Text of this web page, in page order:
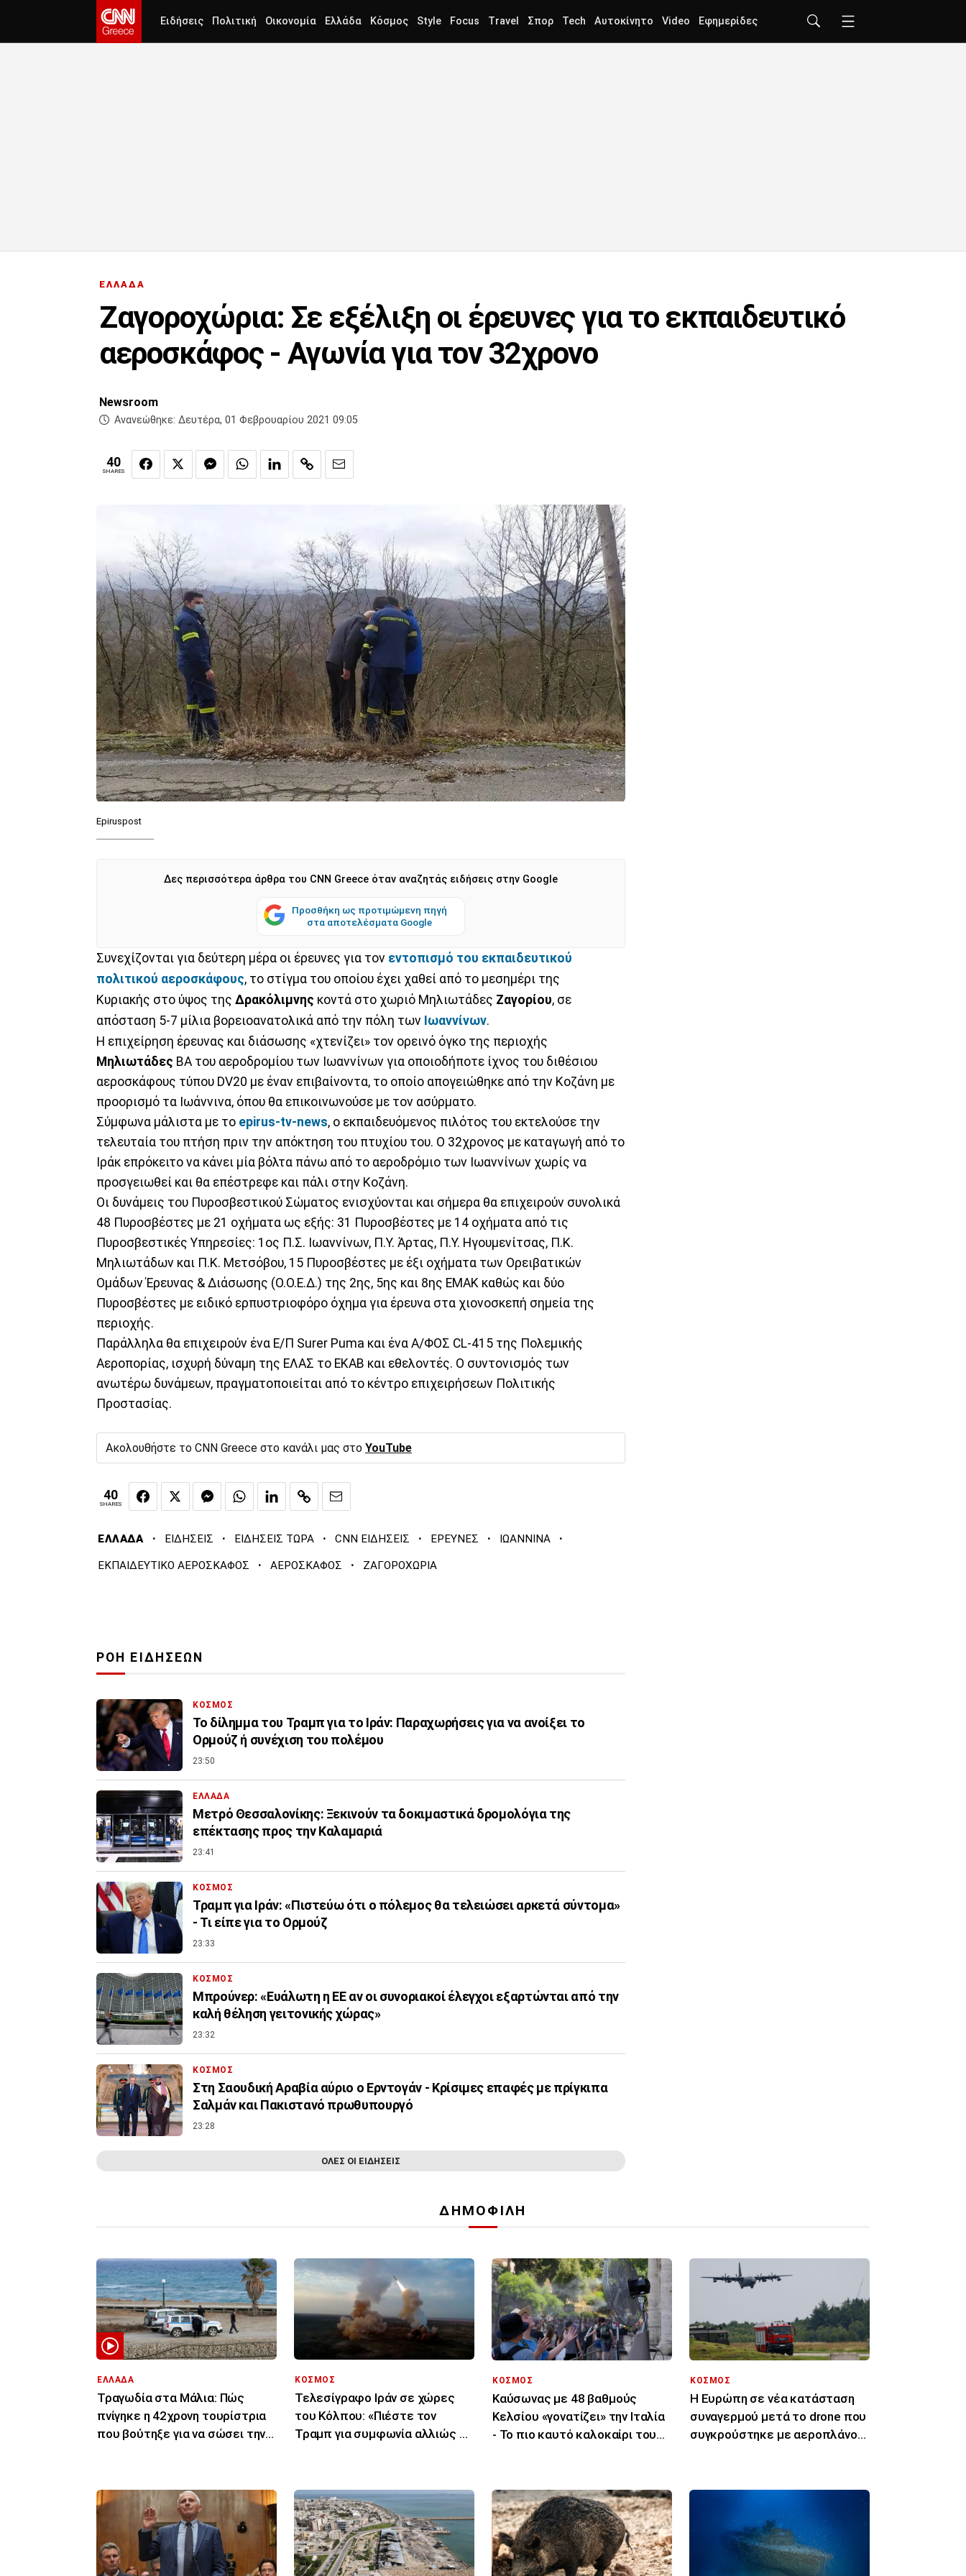
Ειδήσεις Πολιτική Οικονομία Ελλάδα Κόσμος Style Focus Travel Σπορ Tech Αυτοκίνητο Video Εφημερίδες
ΕΛΛΑΔΑ
Ζαγοροχώρια: Σε εξέλιξη οι έρευνες για το εκπαιδευτικό
αεροσκάφος - Αγωνία για τον 32χρονο
Newsroom
Ανανεώθηκε: Δευτέρα, 01 Φεβρουαρίου 2021 09:05
40
SHARES
Epiruspost
Δες περισσότερα άρθρα του CNN Greece όταν αναζητάς ειδήσεις στην Google
Προσθήκη ως προτιμώμενη πηγή
στα αποτελέσματα Google
Συνεχίζονται για δεύτερη μέρα οι έρευνες για τον εντοπισμό του εκπαιδευτικού
πολιτικού αεροσκάφους, το στίγμα του οποίου έχει χαθεί από το μεσημέρι της
Κυριακής στο ύψος της Δρακόλιμνης κοντά στο χωριό Μηλιωτάδες Ζαγορίου, σε
απόσταση 5-7 μίλια βορειοανατολικά από την πόλη των Ιωαννίνων.
Η επιχείρηση έρευνας και διάσωσης «χτενίζει» τον ορεινό όγκο της περιοχής
Μηλιωτάδες ΒΑ του αεροδρομίου των Ιωαννίνων για οποιοδήποτε ίχνος του διθέσιου
αεροσκάφους τύπου DV20 με έναν επιβαίνοντα, το οποίο απογειώθηκε από την Κοζάνη με
προορισμό τα Ιωάννινα, όπου θα επικοινωνούσε με τον ασύρματο.
Σύμφωνα μάλιστα με το epirus-tv-news, ο εκπαιδευόμενος πιλότος του εκτελούσε την
τελευταία του πτήση πριν την απόκτηση του πτυχίου του. Ο 32χρονος με καταγωγή από το
Ιράκ επρόκειτο να κάνει μία βόλτα πάνω από το αεροδρόμιο των Ιωαννίνων χωρίς να
προσγειωθεί και θα επέστρεφε και πάλι στην Κοζάνη.
Οι δυνάμεις του Πυροσβεστικού Σώματος ενισχύονται και σήμερα θα επιχειρούν συνολικά
48 Πυροσβέστες με 21 οχήματα ως εξής: 31 Πυροσβέστες με 14 οχήματα από τις
Πυροσβεστικές Υπηρεσίες: 1ος Π.Σ. Ιωαννίνων, Π.Υ. Άρτας, Π.Υ. Ηγουμενίτσας, Π.Κ.
Μηλιωτάδων και Π.Κ. Μετσόβου, 15 Πυροσβέστες με έξι οχήματα των Ορειβατικών
Ομάδων Έρευνας & Διάσωσης (Ο.Ο.Ε.Δ.) της 2ης, 5ης και 8ης ΕΜΑΚ καθώς και δύο
Πυροσβέστες με ειδικό ερπυστριοφόρο όχημα για έρευνα στα χιονοσκεπή σημεία της
περιοχής.
Παράλληλα θα επιχειρούν ένα E/Π Surer Puma και ένα Α/ΦΟΣ CL-415 της Πολεμικής
Αεροπορίας, ισχυρή δύναμη της ΕΛΑΣ το ΕΚΑΒ και εθελοντές. Ο συντονισμός των
ανωτέρω δυνάμεων, πραγματοποιείται από το κέντρο επιχειρήσεων Πολιτικής
Προστασίας.
Ακολουθήστε το CNN Greece στο κανάλι μας στο YouTube
40
SHARES
ΕΛΛΑΔΑ · ΕΙΔΗΣΕΙΣ · ΕΙΔΗΣΕΙΣ ΤΩΡΑ · CNN ΕΙΔΗΣΕΙΣ · ΕΡΕΥΝΕΣ · ΙΩΑΝΝΙΝΑ ·
ΕΚΠΑΙΔΕΥΤΙΚΟ ΑΕΡΟΣΚΑΦΟΣ · ΑΕΡΟΣΚΑΦΟΣ · ΖΑΓΟΡΟΧΩΡΙΑ
ΡΟΗ ΕΙΔΗΣΕΩΝ
ΚΟΣΜΟΣ
Το δίλημμα του Τραμπ για το Ιράν: Παραχωρήσεις για να ανοίξει το
Ορμούζ ή συνέχιση του πολέμου
23:50
ΕΛΛΑΔΑ
Μετρό Θεσσαλονίκης: Ξεκινούν τα δοκιμαστικά δρομολόγια της
επέκτασης προς την Καλαμαριά
23:41
ΚΟΣΜΟΣ
Τραμπ για Ιράν: «Πιστεύω ότι ο πόλεμος θα τελειώσει αρκετά σύντομα»
- Τι είπε για το Ορμούζ
23:33
ΚΟΣΜΟΣ
Μπρούνερ: «Ευάλωτη η ΕΕ αν οι συνοριακοί έλεγχοι εξαρτώνται από την
καλή θέληση γειτονικής χώρας»
23:32
ΚΟΣΜΟΣ
Στη Σαουδική Αραβία αύριο ο Ερντογάν - Κρίσιμες επαφές με πρίγκιπα
Σαλμάν και Πακιστανό πρωθυπουργό
23:28
ΟΛΕΣ ΟΙ ΕΙΔΗΣΕΙΣ
ΔΗΜΟΦΙΛΗ
ΕΛΛΑΔΑ
Τραγωδία στα Μάλια: Πώς
πνίγηκε η 42χρονη τουρίστρια
που βούτηξε για να σώσει την
ΚΟΣΜΟΣ
Τελεσίγραφο Ιράν σε χώρες
του Κόλπου: «Πιέστε τον
Τραμπ για συμφωνία αλλιώς θα
ΚΟΣΜΟΣ
Καύσωνας με 48 βαθμούς
Κελσίου «γονατίζει» την Ιταλία
- Το πιο καυτό καλοκαίρι του
ΚΟΣΜΟΣ
Η Ευρώπη σε νέα κατάσταση
συναγερμού μετά το drone που
συγκρούστηκε με αεροπλάνο